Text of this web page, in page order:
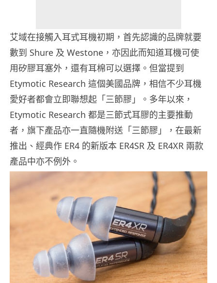
艾域在接觸入耳式耳機初期，首先認識的品牌就要
數到 Shure 及 Westone，亦因此而知道耳機可使
用矽膠耳塞外，還有耳棉可以選擇。但當提到
Etymotic Research 這個美國品牌，相信不少耳機
愛好者都會立即聯想起「三節膠」。多年以來，
Etymotic Research 都是三節式耳膠的主要推動
者，旗下產品亦一直隨機附送「三節膠」，在最新
推出、經典作 ER4 的新版本 ER4SR 及 ER4XR 兩款
產品中亦不例外。